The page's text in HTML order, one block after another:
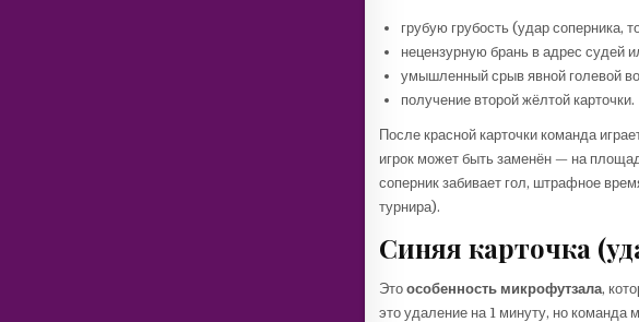
грубую грубость (удар соперника,
нецензурную брань в адрес судей
умышленный срыв явной голевой
получение второй жёлтой карточки.
После красной карточки команда
игрок может быть заменён — на
соперник забивает гол, штрафное
турнира).
Синяя карточка
Этоособенность микрофутзала,
это удаление на 1 минуту, но команда